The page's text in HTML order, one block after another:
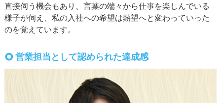
直接伺う機会もあり、言葉の端々から仕事を楽しんでいる
様子が伺え、私の入社への希望は熱望へと変わっていった
のを覚えています。
営業担当として認められた達成感